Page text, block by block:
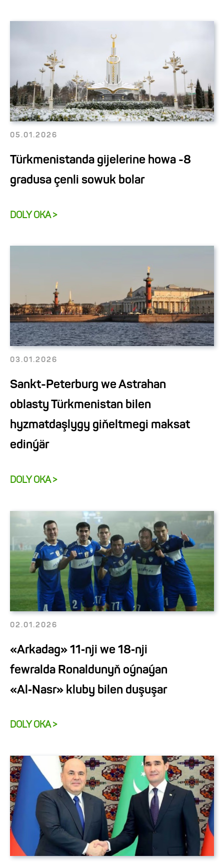
05.01.2026
Türkmenistanda gijelerine howa -8
gradusa çenli sowuk bolar
DOLY OKA >
03.01.2026
Sankt-Peterburg we Astrahan
oblasty Türkmenistan bilen
hyzmatdaşlygy giňeltmegi maksat
edinýär
DOLY OKA >
02.01.2026
«Arkadag» 11‑nji we 18‑nji
fewralda Ronaldunyň oýnaýan
«Al‑Nasr» kluby bilen duşuşar
DOLY OKA >